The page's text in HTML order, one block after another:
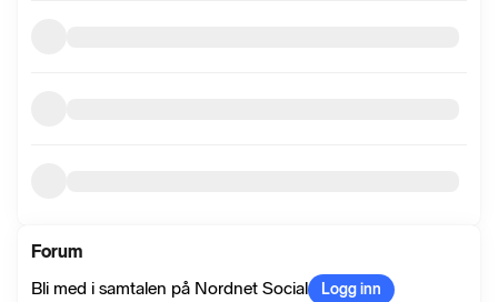
Forum
Bli med i samtalen på Nordnet Social
Logg inn